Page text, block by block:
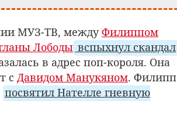
МУЗ-ТВ, междуФилиппом
Лободы вспыхнул скандал
в адрес поп-короля. Она
с Давидом Манукяном. Филипп
посвятил Нателле гневную